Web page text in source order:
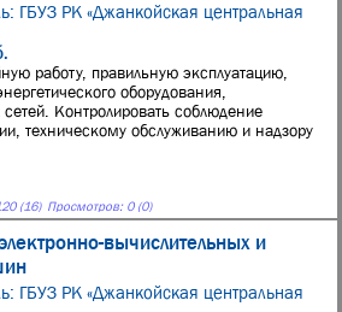
ГБУЗ РК «Джанкойская центральная
работу, правильную эксплуатацию,
оборудования,
Контролировать соблюдение
техническому обслуживанию и надзору
(16) Просмотров: 0 (0)
вычислительных и
ГБУЗ РК «Джанкойская центральная